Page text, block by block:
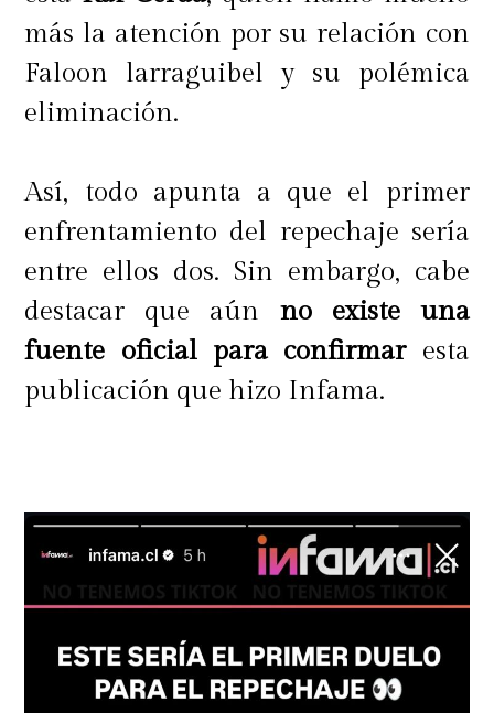
más la atención por su relación con
Faloon larraguibel y su polémica
eliminación.
Así, todo apunta a que el primer
enfrentamiento del repechaje sería
entre ellos dos. Sin embargo, cabe
destacar que aún no existe una
fuente oficial para confirmaresta
publicación que hizo Infama.